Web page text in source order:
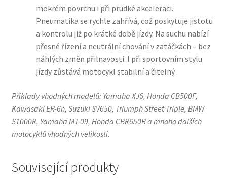
mokrém povrchu i při prudké akceleraci.
Pneumatika se rychle zahřívá, což poskytuje jistotu
a kontrolu již po krátké době jízdy. Na suchu nabízí
přesné řízení a neutrální chování v zatáčkách – bez
náhlých změn přilnavosti. I při sportovním stylu
jízdy zůstává motocykl stabilní a čitelný.
Příklady vhodných modelů: Yamaha XJ6, Honda CB500F,
Kawasaki ER-6n, Suzuki SV650, Triumph Street Triple, BMW
S1000R, Yamaha MT-09, Honda CBR650R a mnoho dalších
motocyklů vhodných velikostí.
Související produkty